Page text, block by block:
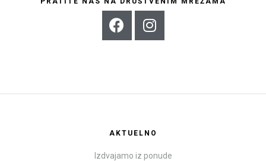
AKTUELNO
Izdvajamo iz ponude